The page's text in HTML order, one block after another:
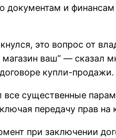
документам и
это вопрос от
ваш” — сказал
купли-
все существенные
передачу прав на
при заключении